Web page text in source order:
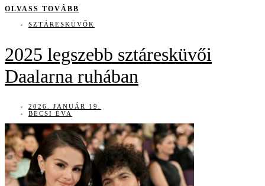
OLVASS TOVÁBB
SZTÁRESKÜVŐK
2025 legszebb sztáresküvői
Daalarna ruhában
2026. JANUÁR 19.
BÉCSI ÉVA